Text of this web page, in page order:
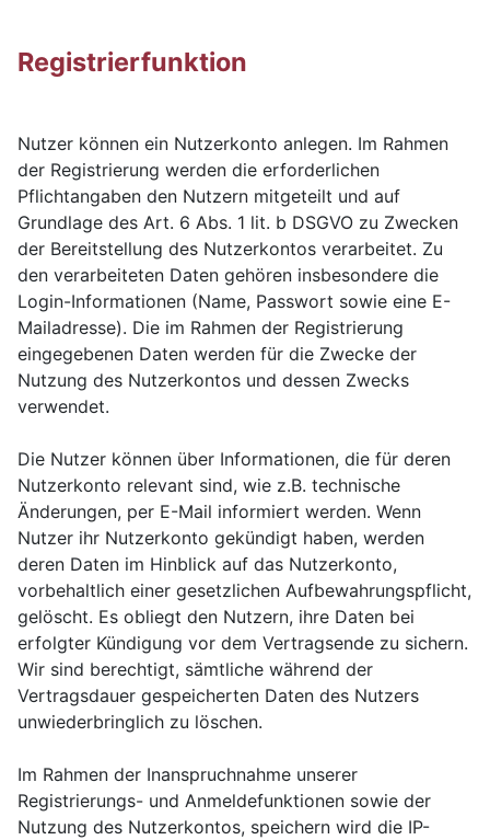
Registrierfunktion
Nutzer können ein Nutzerkonto anlegen. Im Rahmen
der Registrierung werden die erforderlichen
Pflichtangaben den Nutzern mitgeteilt und auf
Grundlage des Art. 6 Abs. 1 lit. b DSGVO zu Zwecken
der Bereitstellung des Nutzerkontos verarbeitet. Zu
den verarbeiteten Daten gehören insbesondere die
Login-Informationen (Name, Passwort sowie eine E-
Mailadresse). Die im Rahmen der Registrierung
eingegebenen Daten werden für die Zwecke der
Nutzung des Nutzerkontos und dessen Zwecks
verwendet.
Die Nutzer können über Informationen, die für deren
Nutzerkonto relevant sind, wie z.B. technische
Änderungen, per E-Mail informiert werden. Wenn
Nutzer ihr Nutzerkonto gekündigt haben, werden
deren Daten im Hinblick auf das Nutzerkonto,
vorbehaltlich einer gesetzlichen Aufbewahrungspflicht,
gelöscht. Es obliegt den Nutzern, ihre Daten bei
erfolgter Kündigung vor dem Vertragsende zu sichern.
Wir sind berechtigt, sämtliche während der
Vertragsdauer gespeicherten Daten des Nutzers
unwiederbringlich zu löschen.
Im Rahmen der Inanspruchnahme unserer
Registrierungs- und Anmeldefunktionen sowie der
Nutzung des Nutzerkontos, speichern wird die IP-